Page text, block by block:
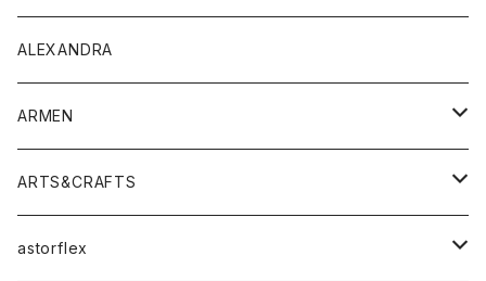
Tシャツ
シャツ
ボトムス
トップス
Tシャツ・カットソー
シャツ・ブラウス
ボトムス
パンツ
スカート
ワンピース・オールインワン
バッグ
ALEXANDRA
ARMEN
アウター
コート
トップス
ARTS&CRAFTS
アクセサリー
astorflex